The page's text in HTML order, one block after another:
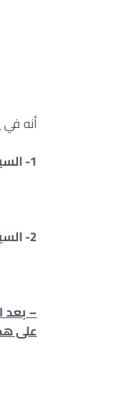
أنه
1- السيد
2- السيد
– بعد
على